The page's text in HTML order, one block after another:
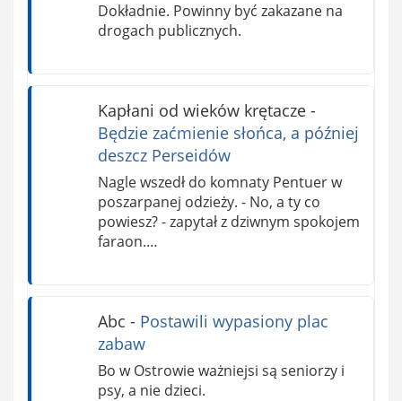
Dokładnie. Powinny być zakazane na
drogach publicznych.
Kapłani od wieków krętacze-
Będzie zaćmienie słońca, a później
deszcz Perseidów
Nagle wszedł do komnaty Pentuer w
poszarpanej odzieży. - No, a ty co
powiesz? - zapytał z dziwnym spokojem
faraon.…
Abc - Postawili wypasiony plac
zabaw
Bo w Ostrowie ważniejsi są seniorzy i
psy, a nie dzieci.